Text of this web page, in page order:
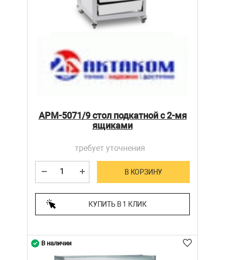
АРМ-5071/9 стол подкатной с 2-мя
ящиками
требует уточнения
В КОРЗИНУ
КУПИТЬ В 1 КЛИК
В наличии